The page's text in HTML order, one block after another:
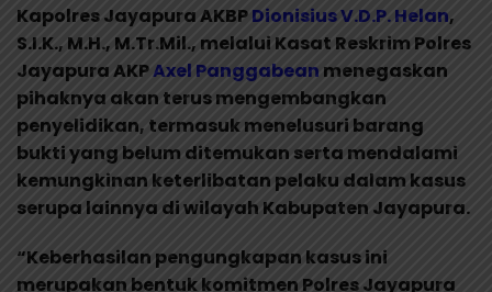
Kapolres Jayapura AKBPDionisius V.D.P. Helan,
S.I.K., M.H., M.Tr.Mil., melalui Kasat Reskrim Polres
Jayapura AKPAxel Panggabean menegaskan
pihaknya akan terus mengembangkan
penyelidikan, termasuk menelusuri barang
bukti yang belum ditemukan serta mendalami
kemungkinan keterlibatan pelaku dalam kasus
serupa lainnya di wilayah Kabupaten Jayapura.
“Keberhasilan pengungkapan kasus ini
merupakan bentuk komitmen Polres Jayapura